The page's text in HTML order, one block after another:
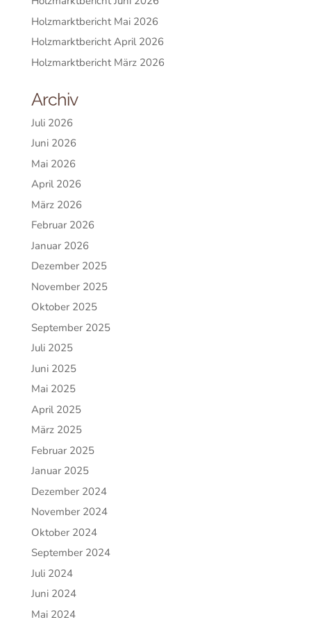
Holzmarktbericht Mai 2026
Holzmarktbericht April 2026
Holzmarktbericht März 2026
Archiv
Juli 2026
Juni 2026
Mai 2026
April 2026
März 2026
Februar 2026
Januar 2026
Dezember 2025
November 2025
Oktober 2025
September 2025
Juli 2025
Juni 2025
Mai 2025
April 2025
März 2025
Februar 2025
Januar 2025
Dezember 2024
November 2024
Oktober 2024
September 2024
Juli 2024
Juni 2024
Mai 2024